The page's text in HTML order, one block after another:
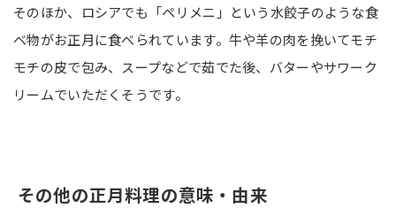
そのほか、ロシアでも「ペリメニ」という水餃子のような食
べ物がお正月に食べられています。牛や羊の肉を挽いてモチ
モチの皮で包み、スープなどで茹でた後、バターやサワーク
リームでいただくそうです。
その他の正月料理の意味・由来